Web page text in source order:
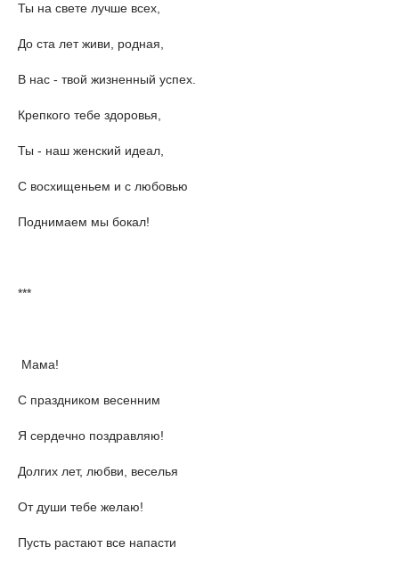
Ты на свете лучше всех,
До ста лет живи, родная,
В нас - твой жизненный успех.
Крепкого тебе здоровья,
Ты - наш женский идеал,
С восхищеньем и с любовью
Поднимаем мы бокал!
***
Мама!
С праздником весенним
Я сердечно поздравляю!
Долгих лет, любви, веселья
От души тебе желаю!
Пусть растают все напасти